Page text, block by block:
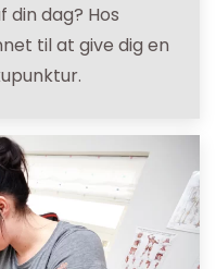
dag? Hos
til at give dig en